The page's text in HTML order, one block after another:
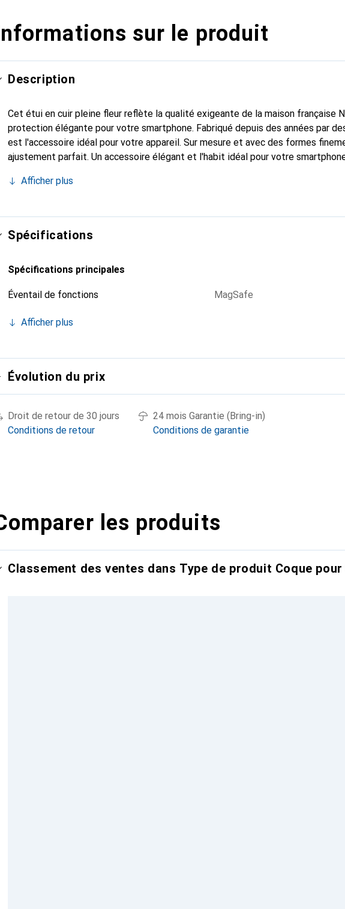
sur le produit
Description
Cet étui en cuir pleine fleur reflète la qualité exigeante de la maison française
protection élégante pour votre smartphone. Fabriqué depuis des années par
est l'accessoire idéal pour votre appareil. Sur mesure et avec des formes
ajustement parfait. Un accessoire élégant et l'habit idéal pour votre
exigeant.
Afficher plus
Spécifications
Spécifications principales
Éventail de fonctions MagSafe
Afficher plus
Évolution du prix
Droit de retour de 30 jours
Conditions de retour
24 mois Garantie (Bring-in)
Conditions de garantie
les produits
Classement des ventes dans Type de produit Coque